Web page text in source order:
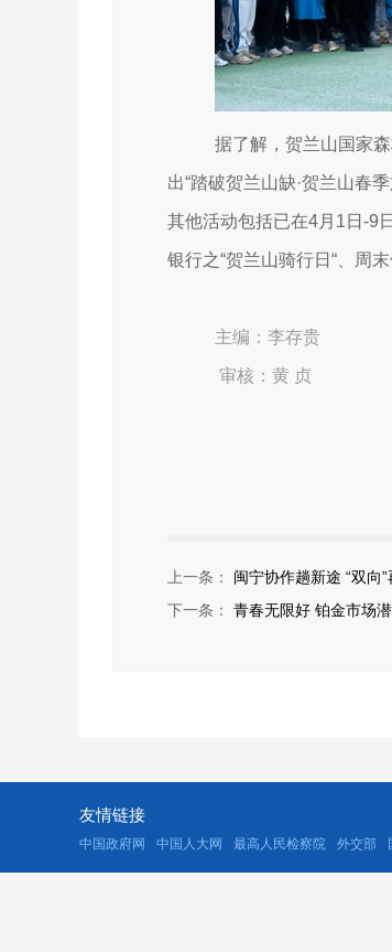
据了解，贺兰山国家
出“踏破贺兰山缺·贺兰山春
其他活动包括已在4月1日-9
银行之“贺兰山骑行日“、周
主编：李存贵
审核：黄 贞
上一条： 闽宁协作趟新途 “双
下一条： 青春无限好 铂金市场
友情链接
中国政府网 中国人大网 最高人民检察院 外交部